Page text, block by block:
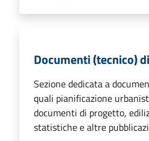
Documenti (tecnico)
Sezione dedicata a
quali pianificazione
documenti di progetto,
statistiche e altre